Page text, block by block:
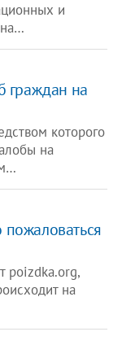
и
граждан на
которого
на
poizdka.org,
на